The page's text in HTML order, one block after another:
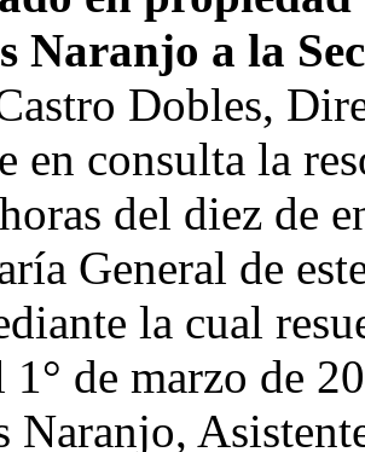
Naranjo a la
Dobles,
en consulta la
del diez de
General de
la cual
de marzo de
Naranjo,